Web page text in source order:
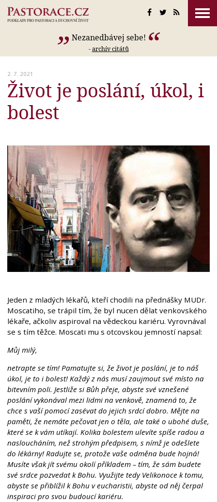
Nezanedbávej sebe!
-archív citátů
2. 7. 2021
Život je poslání, úkol, i
bolest
Jeden z mladých lékařů, kteří chodili na přednášky MUDr.
Moscatiho, se trápil tím, že byl nucen dělat venkovského
lékaře, ačkoliv aspiroval na vědeckou kariéru. Vyrovnával
se s tím těžce. Moscati mu s otcovskou jemností napsal:
Můj milý,
netrapte se tím! Pamatujte si, že život je poslání, je to náš
úkol, je to i bolest! Každý z nás musí zaujmout své místo na
bitevním poli. Jestliže si Bůh přeje, abyste své vznešené
poslání vykonával mezi lidmi na venkově, znamená to, že
chce s vaší pomocí zasévat do jejich srdcí dobro. Mějte na
paměti, že nemáte pečovat jen o těla, ale také o ubohé duše,
které se k vám utíkají. Kolika bolestem ulevíte spíše radou a
nasloucháním, než strohým předpisem, s nímž je odešlete
do lékárny! Radujte se, protože vaše odměna bude hojná!
Musíte však jít svému okolí příkladem – tím, že sám budete
své srdce pozvedat k Bohu. Využijte tedy Velikonoce k tomu,
abyste se přiblížil k Bohu v eucharistii, abyste od něj čerpal
inspiraci pro svou budoucí kariéru.